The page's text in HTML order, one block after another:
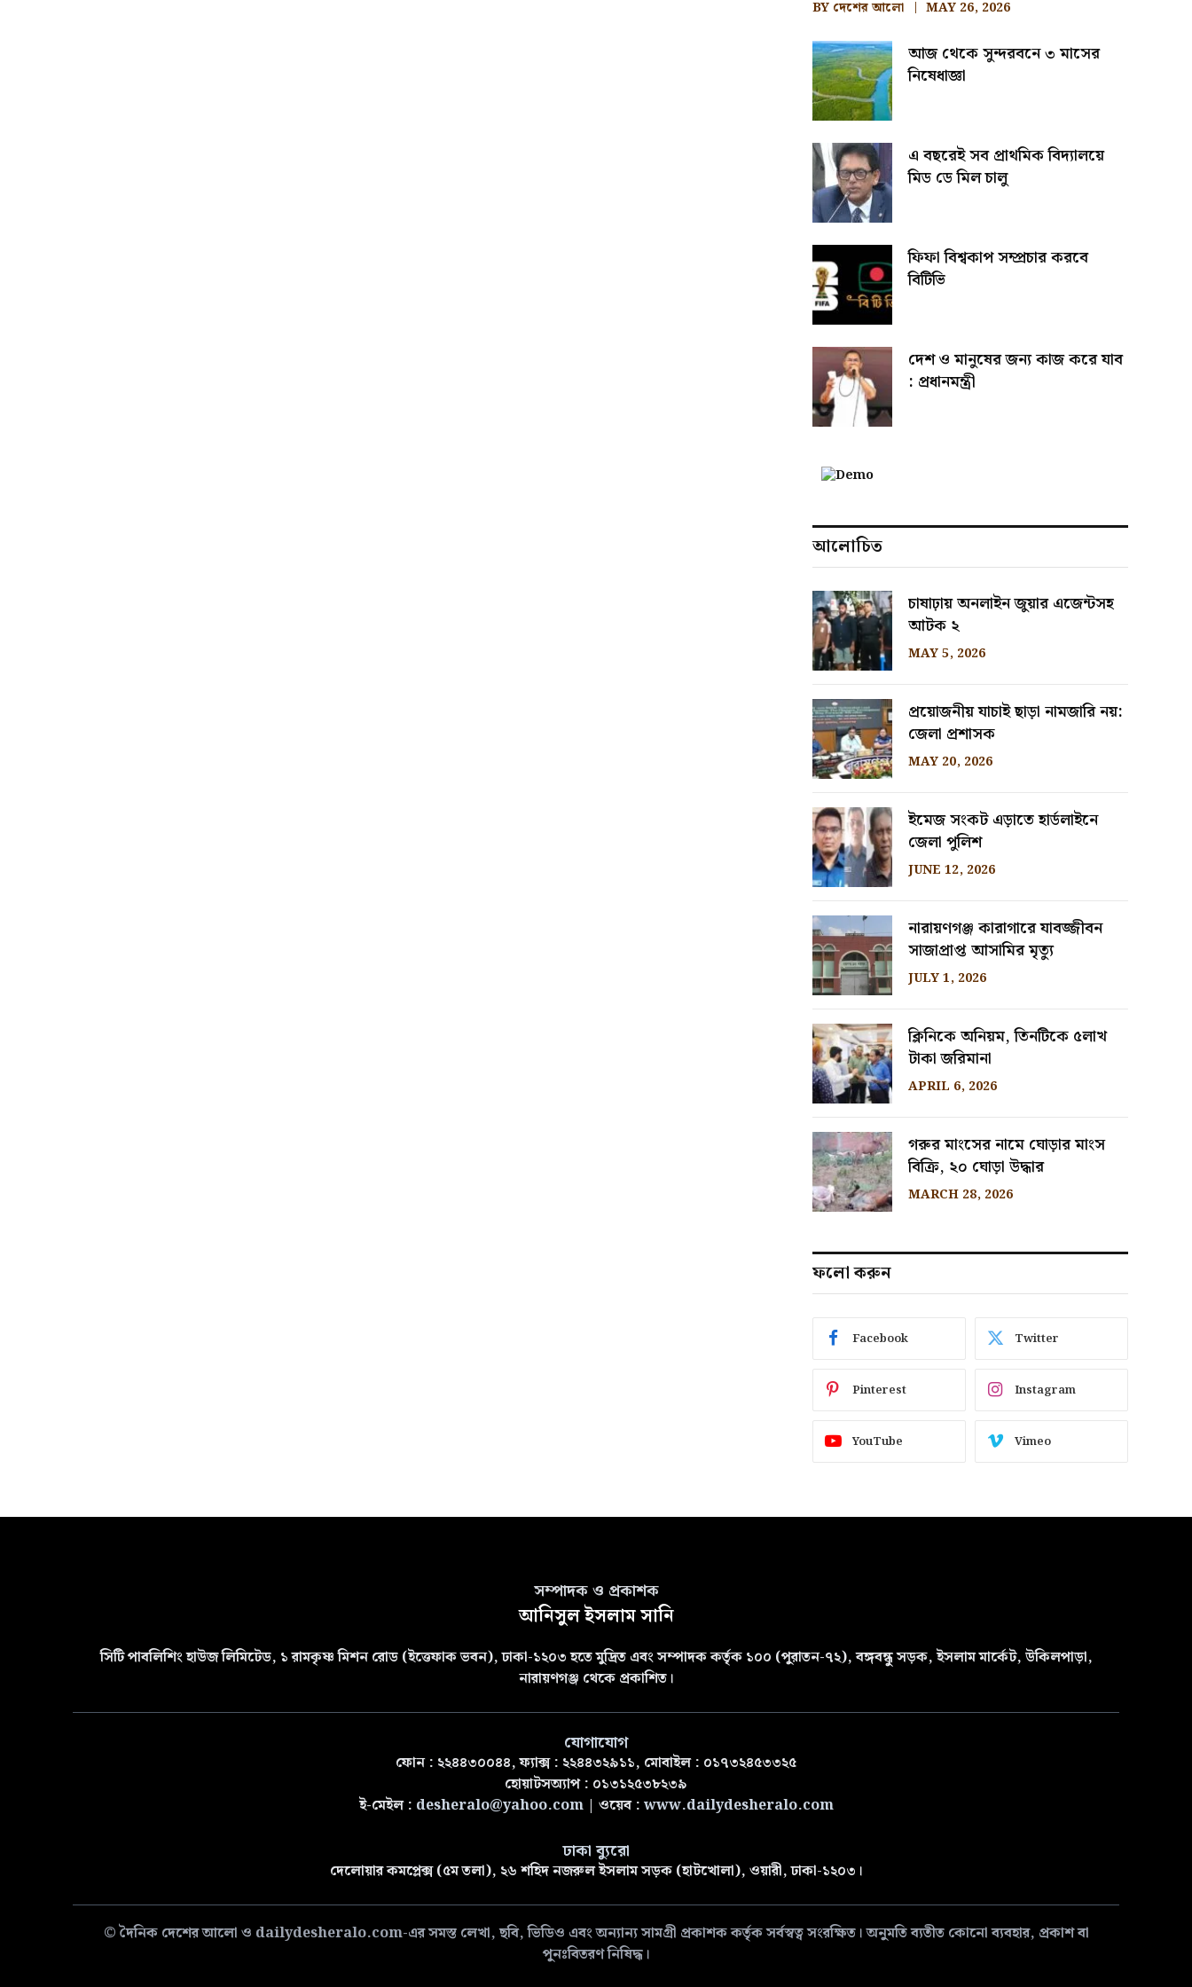
BY দেশের আলো MAY 26, 2026
আজ থেকে সুন্দরবনে ৩ মাসের
নিষেধাজ্ঞা
এ বছরেই সব প্রাথমিক বিদ্যালয়ে
মিড ডে মিল চালু
ফিফা বিশ্বকাপ সম্প্রচার করবে
বিটিভি
দেশ ও মানুষের জন্য কাজ করে যাব
: প্রধানমন্ত্রী
আলোচিত
চাষাঢ়ায় অনলাইন জুয়ার এজেন্টসহ
আটক ২
MAY 5, 2026
প্রয়োজনীয় যাচাই ছাড়া নামজারি নয়:
জেলা প্রশাসক
MAY 20, 2026
ইমেজ সংকট এড়াতে হার্ডলাইনে
জেলা পুলিশ
JUNE 12, 2026
নারায়ণগঞ্জ কারাগারে যাবজ্জীবন
সাজাপ্রাপ্ত আসামির মৃত্যু
JULY 1, 2026
ক্লিনিকে অনিয়ম, তিনটিকে ৫লাখ
টাকা জরিমানা
APRIL 6, 2026
গরুর মাংসের নামে ঘোড়ার মাংস
বিক্রি, ২০ ঘোড়া উদ্ধার
MARCH 28, 2026
ফলো করুন
Facebook Twitter
Pinterest Instagram
YouTube Vimeo
সম্পাদক ও প্রকাশক
আনিসুল ইসলাম সানি
সিটি পাবলিশিং হাউজ লিমিটেড, ১ রামকৃষ্ণ মিশন রোড (ইত্তেফাক ভবন), ঢাকা-১২০৩ হতে মুদ্রিত এবং সম্পাদক কর্তৃক ১০০ (পুরাতন-৭২), বঙ্গবন্ধু সড়ক, ইসলাম মার্কেট, উকিলপাড়া,
নারায়ণগঞ্জ থেকে প্রকাশিত।
যোগাযোগ
ফোন : ২২৪৪৩০০৪৪, ফ্যাক্স : ২২৪৪৩২৯১১, মোবাইল : ০১৭৩২৪৫৩৩২৫
হোয়াটসঅ্যাপ : ০১৩১২৫৩৮২৩৯
ই-মেইল : desheralo@yahoo.com| ওয়েব : www.dailydesheralo.com
ঢাকা ব্যুরো
দেলোয়ার কমপ্লেক্স (৫ম তলা), ২৬ শহিদ নজরুল ইসলাম সড়ক (হাটখোলা), ওয়ারী, ঢাকা-১২০৩।
© দৈনিক দেশের আলো ও dailydesheralo.com-এর সমস্ত লেখা, ছবি, ভিডিও এবং অন্যান্য সামগ্রী প্রকাশক কর্তৃক সর্বস্বত্ব সংরক্ষিত। অনুমতি ব্যতীত কোনো ব্যবহার, প্রকাশ বা
পুনঃবিতরণ নিষিদ্ধ।